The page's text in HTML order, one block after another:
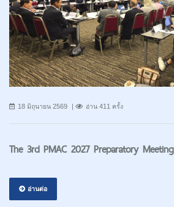
18 มิถุนายน 2569 อ่าน 411 ครั้ง
The 3rd PMAC 2027 Preparatory Meeting
อ่านต่อ